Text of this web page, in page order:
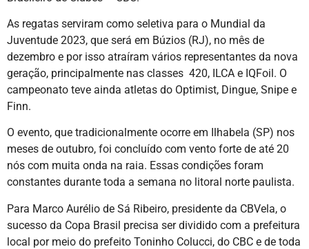
As regatas serviram como seletiva para o Mundial da
Juventude 2023, que será em Búzios (RJ), no mês de
dezembro e por isso atraíram vários representantes da nova
geração, principalmente nas classes 420, ILCA e IQFoil. O
campeonato teve ainda atletas do Optimist, Dingue, Snipe e
Finn.
O evento, que tradicionalmente ocorre em Ilhabela (SP) nos
meses de outubro, foi concluído com vento forte de até 20
nós com muita onda na raia. Essas condições foram
constantes durante toda a semana no litoral norte paulista.
Para Marco Aurélio de Sá Ribeiro, presidente da CBVela, o
sucesso da Copa Brasil precisa ser dividido com a prefeitura
local por meio do prefeito Toninho Colucci, do CBC e de toda